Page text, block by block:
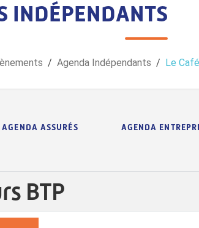
INDÉPENDANTS
Agenda Indépendants Le
AGENDA ASSURÉS AGENDA
BTP